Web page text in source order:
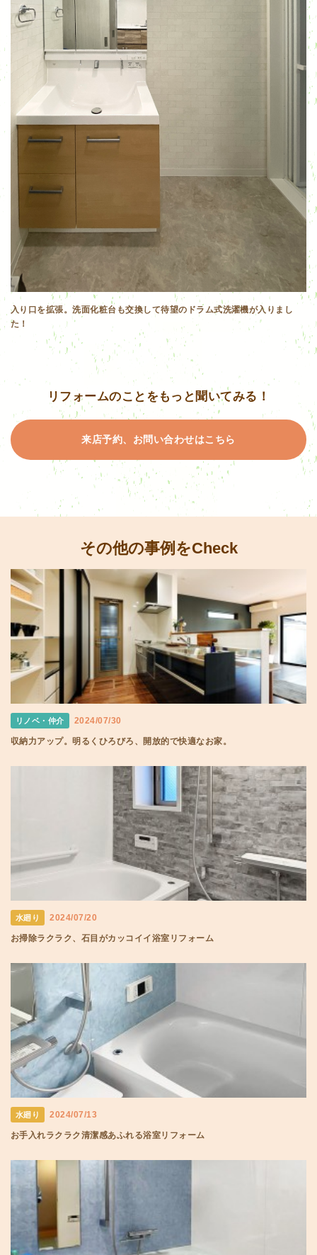
入り口を拡張。洗面化粧台も交換して待望のドラム式洗濯機が入りまし
た！
リフォームのことをもっと聞いてみる！
来店予約、お問い合わせはこちら
その他の事例をCheck
リノベ・仲介 2024/07/30
収納力アップ。明るくひろびろ、開放的で快適なお家。
水廻り 2024/07/20
お掃除ラクラク、石目がカッコイイ浴室リフォーム
水廻り 2024/07/13
お手入れラクラク清潔感あふれる浴室リフォーム